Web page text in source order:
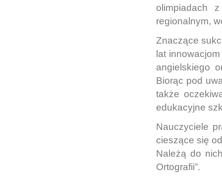
olimpiadach
regionalnym,
Znaczące
lat
angielskiego
Biorąc pod
także
edukacyjne
Nauczyciele
cieszące się
Należą do
Ortografii”.